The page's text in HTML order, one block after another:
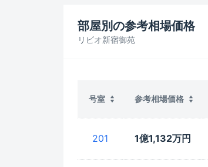
リビオ新宿御苑
部屋別の参考相場価格
号室 参考相場価格
201 1億1,132万円